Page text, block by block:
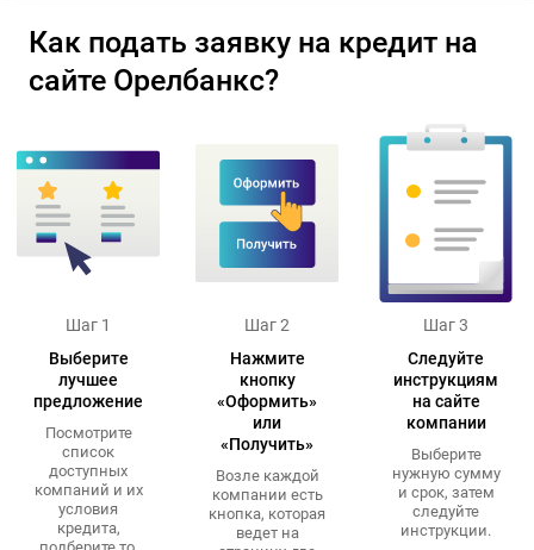
Как подать заявку на кредит на
сайте Орелбанкс?
Шаг 1
Выберите
лучшее
предложение
Посмотрите
список
доступных
компаний и их
условия
кредита,
Шаг 2
Нажмите
кнопку
«Оформить»
или
«Получить»
Возле каждой
компании есть
кнопка, которая
ведет на
Шаг 3
Следуйте
инструкциям
на сайте
компании
Выберите
нужную сумму
и срок, затем
следуйте
инструкции.